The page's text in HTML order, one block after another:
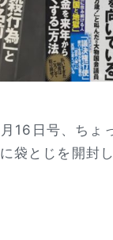
16日号、ちょ
袋とじを開封